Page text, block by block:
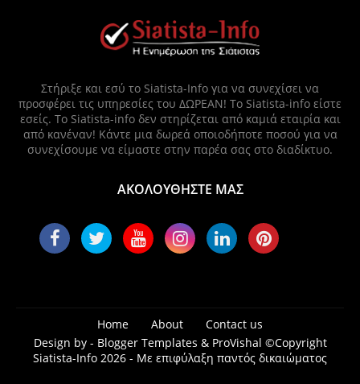
Στήριξε και εσύ το Siatista-Info για να συνεχίσει να
προσφέρει τις υπηρεσίες του ΔΩΡΕΑΝ! Το Siatista-info είστε
εσείς. Το Siatista-info δεν στηρίζεται από καμιά εταιρία και
από κανέναν! Κάντε μια δωρεά οποιοδήποτε ποσού για να
συνεχίσουμε να είμαστε στην παρέα σας στο διαδίκτυο.
ΑΚΟΛΟΥΘΗΣΤΕ ΜΑΣ
Home About
Contact us
Design by - Blogger Templates & ProVishal ©Copyright
Siatista-Info 2026 - Με επιφύλαξη παντός δικαιώματος